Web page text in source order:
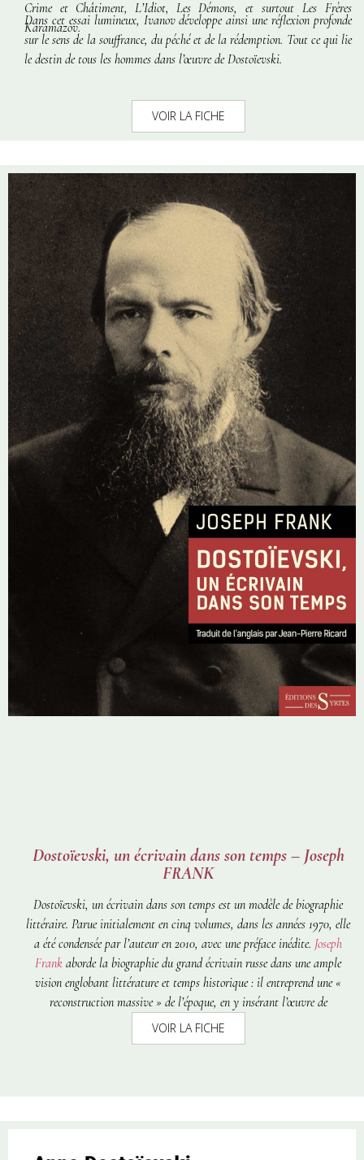
Crime et Châtiment, L’Idiot, Les Démons, et surtout Les Frères
Karamazov.
Dans cet essai lumineux, Ivanov développe ainsi une réflexion profonde
sur le sens de la souffrance, du péché et de la rédemption. Tout ce qui lie
le destin de tous les hommes dans l’œuvre de Dostoïevski.
VOIR LA FICHE
Dostoïevski, un écrivain dans son temps – Joseph
FRANK
Dostoïevski, un écrivain dans son temps est un modèle de biographie
littéraire. Parue initialement en cinq volumes, dans les années 1970, elle
a été condensée par l’auteur en 2010, avec une préface inédite. Joseph
Frank aborde la biographie du grand écrivain russe dans une ample
vision englobant littérature et temps historique : il entreprend une «
reconstruction massive » de l’époque, en y insérant l’œuvre de
Dostoïevski afin de mieux l’éclairer. Il s’agit plus précisément d’une
expérience qui allie biographie, critique littéraire et histoire
VOIR LA FICHE